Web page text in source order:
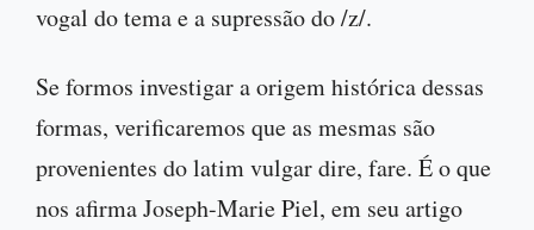
vogal do tema e a supressão do /z/.
Se formos investigar a origem histórica dessas
formas, verificaremos que as mesmas são
provenientes do latim vulgar dire, fare. É o que
nos afirma Joseph-Marie Piel, em seu artigo